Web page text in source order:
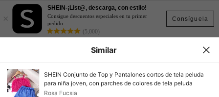
Consíguela
×
SHEIN-¡List@, descarga, con estilo!
Consigue descuentos especiales en tu primer
pedido
(5,000)
Similar
SHEIN Conjunto de Top y Pantalones cortos de tela peluda
para niña joven, con parches de colores de tela peluda
Rosa Fucsia